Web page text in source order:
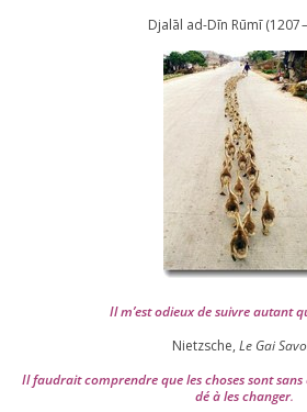
Djalāl ad-Dīn Rūmī (1207–
Il m’est odieux de suivre autant
Nietzsche, Le Gai
Il fau­drait com­prendre que les choses sont
dé à les chan­ger.